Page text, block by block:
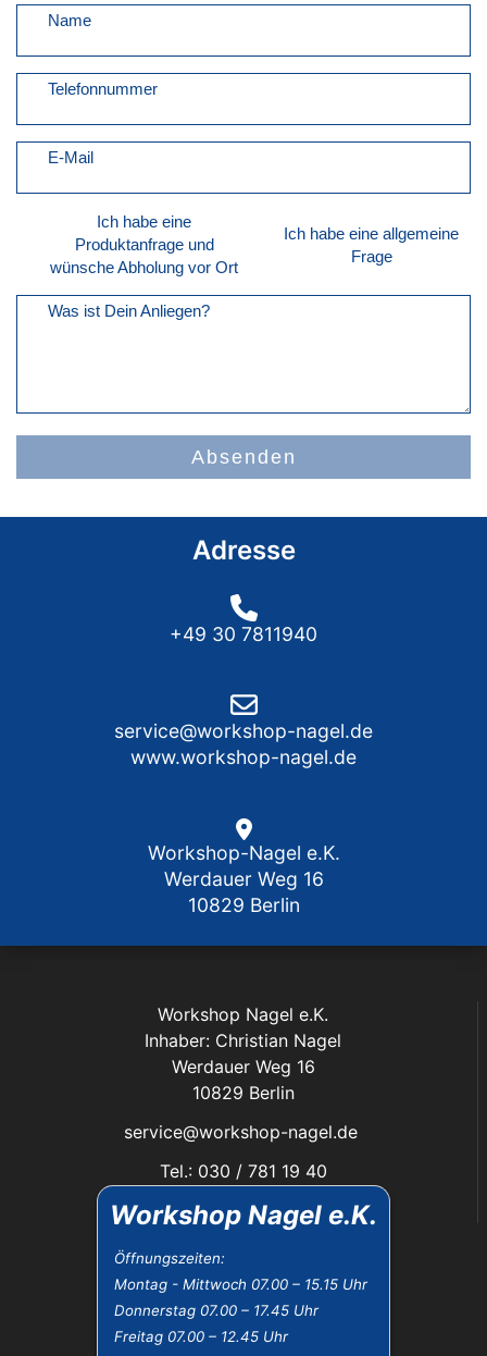
Workshop Nagel e.K.
Öffnungszeiten:
Montag - Mittwoch 07.00 – 15.15 Uhr
Donnerstag 07.00 – 17.45 Uhr
Freitag 07.00 – 12.45 Uhr
Name
Telefonnummer
E-Mail
Ich habe eine
Produktanfrage und
wünsche Abholung vor Ort
Ich habe eine allgemeine
Frage
Was ist Dein Anliegen?
Absenden
Adresse
+49 30 7811940
service@workshop-nagel.de
www.workshop-nagel.de
Workshop-Nagel e.K.
Werdauer Weg 16
10829 Berlin
Workshop Nagel e.K.
Inhaber: Christian Nagel
Werdauer Weg 16
10829 Berlin
service@workshop-nagel.de
Tel.: 030 / 781 19 40
Das Unternehmen:
Öffnungszeiten
Datenschutz
Impressum